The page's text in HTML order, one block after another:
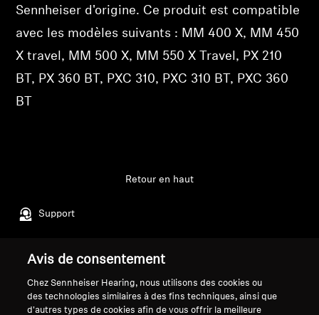
Sennheiser d'origine. Ce produit est compatible
avec les modèles suivants : MM 400 X, MM 450
X travel, MM 500 X, MM 550 X Travel, PX 210
BT, PX 360 BT, PXC 310, PXC 310 BT, PXC 360
BT
Support
Retour en haut
Mentions légales
Politique de confidentialité
À propos de nous
Carrière chez Sonova
Avis de consentement
Chez Sennheiser Hearing, nous utilisons des cookies ou
des technologies similaires à des fins techniques, ainsi que
d'autres types de cookies afin de vous offrir la meilleure
vos articles précédemment enregistrés.